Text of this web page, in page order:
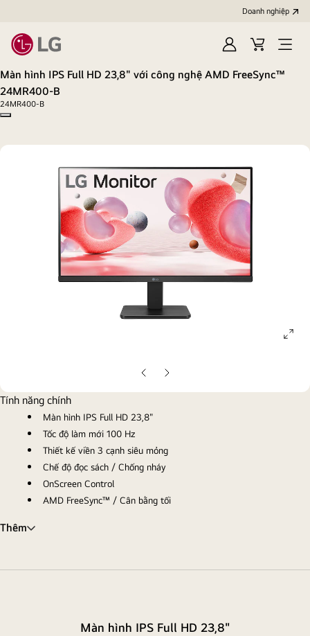
Doanh nghiệp
Đăng
nhập
Giỏ
hàng
Open
menu
Màn hình IPS Full HD 23,8" với công nghệ AMD FreeSync™
24MR400-B
24MR400-B
Copy model name
Trang
chiếu
Trang
chiếu
Tính năng chính
Màn hình IPS Full HD 23,8"
Tốc độ làm mới 100 Hz
Thiết kế viền 3 cạnh siêu mỏng
Chế độ đọc sách / Chống nháy
OnScreen Control
AMD FreeSync™ / Cân bằng tối
Thêm
Màn hình IPS Full HD 23,8"